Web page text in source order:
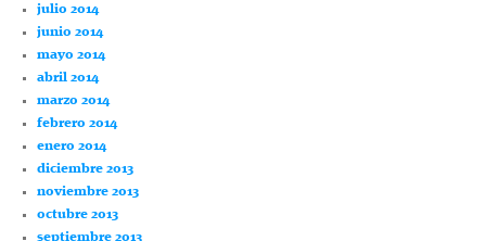
julio 2014
junio 2014
mayo 2014
abril 2014
marzo 2014
febrero 2014
enero 2014
diciembre 2013
noviembre 2013
octubre 2013
septiembre 2013